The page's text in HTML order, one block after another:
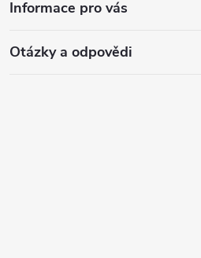
Informace pro vás
Otázky a odpovědi